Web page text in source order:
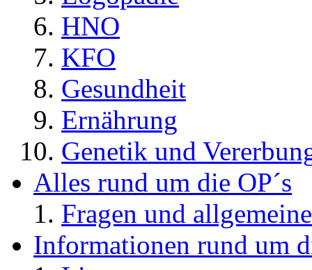
HNO
KFO
Gesundheit
Ernährung
Genetik und
Alles rund um die OP´s
Fragen und
Informationen rund um